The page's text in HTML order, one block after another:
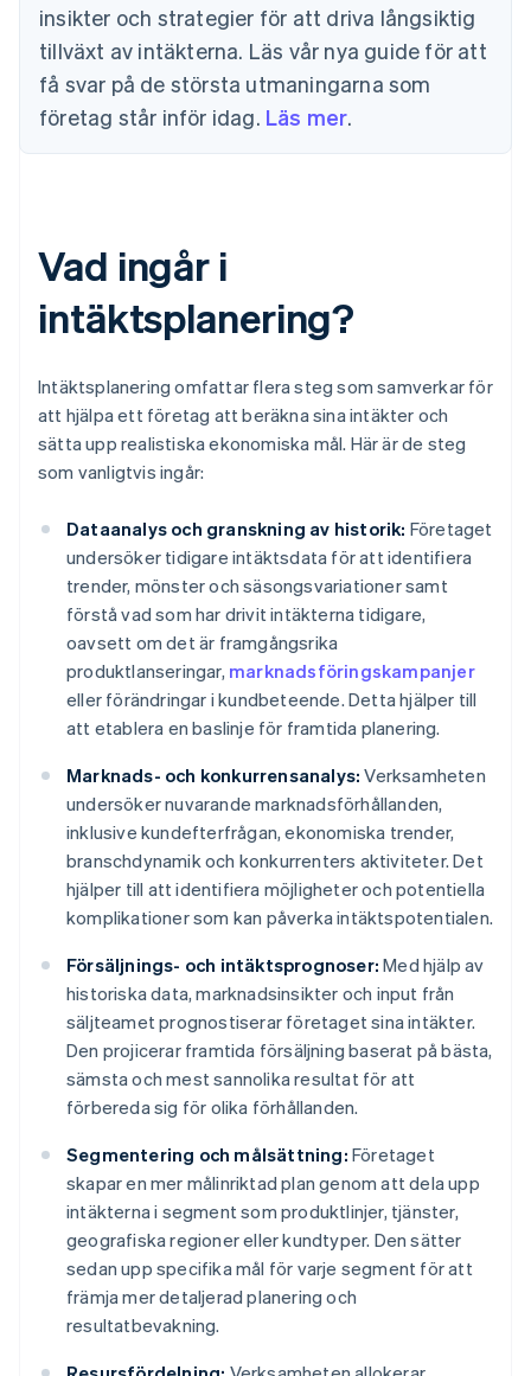
insikter och strategier för att driva långsiktig
tillväxt av intäkterna. Läs vår nya guide för att
få svar på de största utmaningarna som
företag står inför idag. Läs mer.
Vad ingår i
intäktsplanering?
Intäktsplanering omfattar flera steg som samverkar för
att hjälpa ett företag att beräkna sina intäkter och
sätta upp realistiska ekonomiska mål. Här är de steg
som vanligtvis ingår:
Dataanalys och granskning av historik: Företaget
undersöker tidigare intäktsdata för att identifiera
trender, mönster och säsongsvariationer samt
förstå vad som har drivit intäkterna tidigare,
oavsett om det är framgångsrika
produktlanseringar, marknadsföringskampanjer
eller förändringar i kundbeteende. Detta hjälper till
att etablera en baslinje för framtida planering.
Marknads- och konkurrensanalys: Verksamheten
undersöker nuvarande marknadsförhållanden,
inklusive kundefterfrågan, ekonomiska trender,
branschdynamik och konkurrenters aktiviteter. Det
hjälper till att identifiera möjligheter och potentiella
komplikationer som kan påverka intäktspotentialen.
Försäljnings- och intäktsprognoser: Med hjälp av
historiska data, marknadsinsikter och input från
säljteamet prognostiserar företaget sina intäkter.
Den projicerar framtida försäljning baserat på bästa,
sämsta och mest sannolika resultat för att
förbereda sig för olika förhållanden.
Segmentering och målsättning: Företaget
skapar en mer målinriktad plan genom att dela upp
intäkterna i segment som produktlinjer, tjänster,
geografiska regioner eller kundtyper. Den sätter
sedan upp specifika mål för varje segment för att
främja mer detaljerad planering och
resultatbevakning.